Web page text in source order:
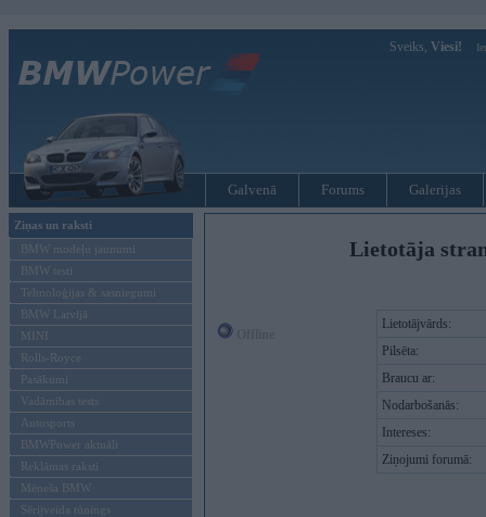
Sveiks, Viesi!
Galvenā Forums Galerijas
Ziņas un raksti
BMW modeļu jaunumi
BMW testi
Tehnoloģijas & sasniegumi
BMW Latvijā
MINI
Rolls-Royce
Pasākumi
Vadāmības tests
Autosports
BMWPower aktuāli
Reklāmas raksti
Mēneša BMW
Sērijveida tūnings
Lietotāja
Lietotājvārds:
Pilsēta:
Braucu ar:
Nodarbošanās:
Intereses:
Ziņojumi forumā: